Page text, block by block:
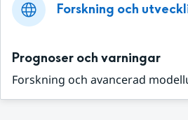
Forskning och
Prognoser och varningar
Forskning och avancerad